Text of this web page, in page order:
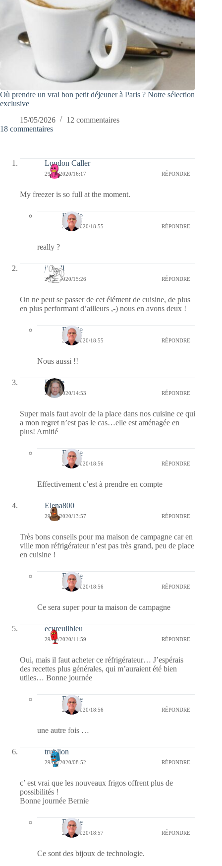
Où prendre un vrai bon petit déjeuner à Paris ? Notre sélection
exclusive
15/05/2026
12 commentaires
18 commentaires
London Caller
29/04/2020/16:17 RÉPONDRE
My freezer is so full at the moment.
Bernie
29/04/2020/18:55 RÉPONDRE
really ?
jill bill
29/04/2020/15:26 RÉPONDRE
On ne peut se passer de cet élément de cuisine, de plus
en plus performant d’ailleurs ,-) nous en avons deux !
Bernie
29/04/2020/18:55 RÉPONDRE
Nous aussi !!
Renée
29/04/2020/14:53 RÉPONDRE
Super mais faut avoir de la place dans nos cuisine ce qui
a mon regret n’est pas le cas…elle est aménagée en
plus! Amitié
Bernie
29/04/2020/18:56 RÉPONDRE
Effectivement c’est à prendre en compte
Elena800
29/04/2020/13:57 RÉPONDRE
Très bons conseils pour ma maison de campagne car en
ville mon réfrigérateur n’est pas très grand, peu de place
en cuisine !
Bernie
29/04/2020/18:56 RÉPONDRE
Ce sera super pour ta maison de campagne
ecureuilbleu
29/04/2020/11:59 RÉPONDRE
Oui, mais il faut acheter ce réfrigérateur… J’espérais
des recettes plus générales, qui m’auraient été bien
utiles… Bonne journée
Bernie
29/04/2020/18:56 RÉPONDRE
une autre fois …
trublion
29/04/2020/08:52 RÉPONDRE
c’ est vrai que les nouveaux frigos offrent plus de
possibilités !
Bonne journée Bernie
Bernie
29/04/2020/18:57 RÉPONDRE
Ce sont des bijoux de technologie.